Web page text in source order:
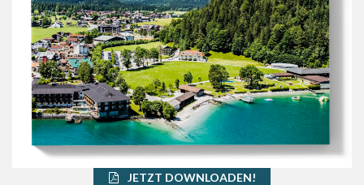
JETZT DOWNLOADEN!